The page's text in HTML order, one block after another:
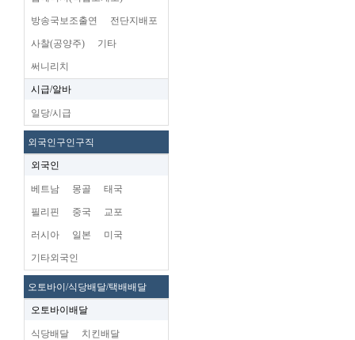
방송국보조출연 전단지배포
사찰(공양주) 기타
써니리치
시급/알바
일당/시급
외국인구인구직
외국인
베트남 몽골 태국
필리핀 중국 교포
러시아 일본 미국
기타외국인
오토바이/식당배달/택배배달
오토바이배달
식당배달 치킨배달